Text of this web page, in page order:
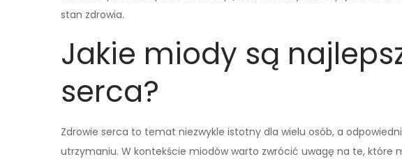
stan zdrowia.
Jakie miody są
serca?
Zdrowie serca to temat niezwykle istotny dla wielu osób, a
utrzymaniu. W kontekście miodów warto zwrócić uwagę na te, które